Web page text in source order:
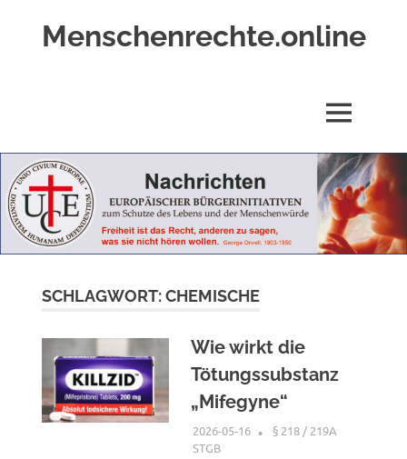
Menschenrechte.online
Geborene
wie
für
Ungeborene
MENÜ
SCHLAGWORT:CHEMISCHE
Wie wirkt die
Tötungssubstanz
„Mifegyne“
2026-05-16 XX
§ 218 / 219A
STGB